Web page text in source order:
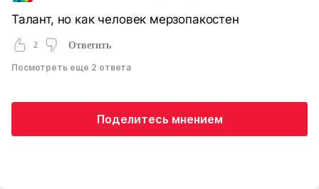
Талант, но как человек мерзопакостен
2 Ответить
Посмотреть еще 2 ответа
Поделитесь мнением